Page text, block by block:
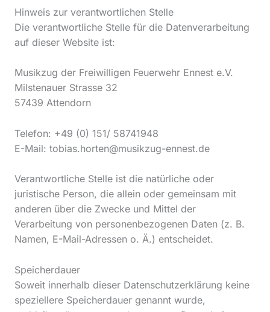
Hinweis zur verantwortlichen Stelle
Die verantwortliche Stelle für die Datenverarbeitung
auf dieser Website ist:
Musikzug der Freiwilligen Feuerwehr Ennest e.V.
Milstenauer Strasse 32
57439 Attendorn
Telefon: +49 (0) 151/ 58741948
E-Mail: tobias.horten@musikzug-ennest.de
Verantwortliche Stelle ist die natürliche oder
juristische Person, die allein oder gemeinsam mit
anderen über die Zwecke und Mittel der
Verarbeitung von personenbezogenen Daten (z. B.
Namen, E-Mail-Adressen o. Ä.) entscheidet.
Speicherdauer
Soweit innerhalb dieser Datenschutzerklärung keine
speziellere Speicherdauer genannt wurde,